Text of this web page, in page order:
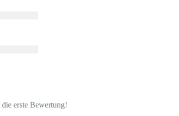
erste Bewertung!